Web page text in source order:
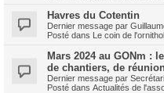
Havres du Cotentin
Dernier message par
Posté dans Le coin de
Mars 2024 au GONm :
de chantiers, de
Dernier message par
Posté dans Actualités de